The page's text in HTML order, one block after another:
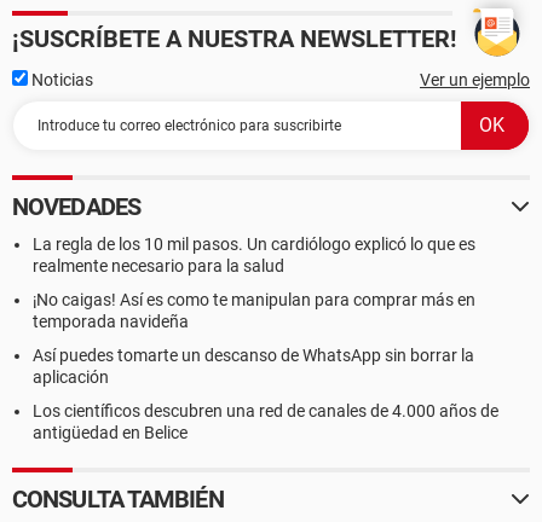
¡SUSCRÍBETE A NUESTRA NEWSLETTER!
Noticias Ver un ejemplo
NOVEDADES
La regla de los 10 mil pasos. Un cardiólogo explicó lo que es
realmente necesario para la salud
¡No caigas! Así es como te manipulan para comprar más en
temporada navideña
Así puedes tomarte un descanso de WhatsApp sin borrar la
aplicación
Los científicos descubren una red de canales de 4.000 años de
antigüedad en Belice
CONSULTA TAMBIÉN